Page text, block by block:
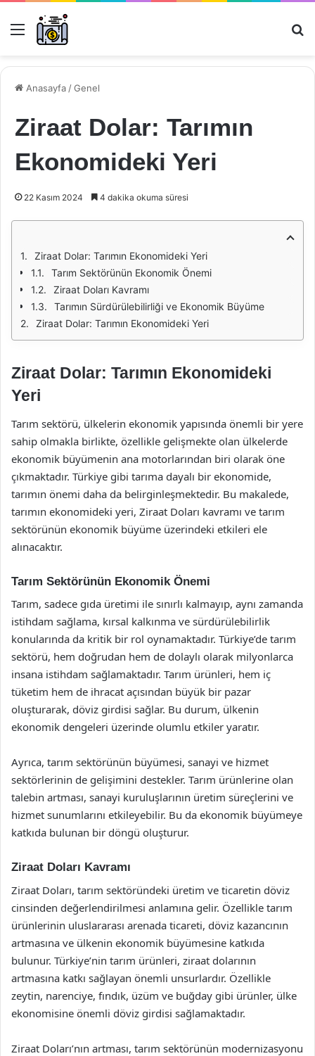
Menü
Anasayfa /Genel
Ziraat Dolar: Tarımın
Ekonomideki Yeri
22 Kasım 2024 4 dakika okuma süresi
Ziraat Dolar: Tarımın Ekonomideki Yeri
Tarım Sektörünün Ekonomik Önemi
Ziraat Doları Kavramı
Tarımın Sürdürülebilirliği ve Ekonomik Büyüme
Ziraat Dolar: Tarımın Ekonomideki Yeri
Ziraat Dolar: Tarımın Ekonomideki
Yeri
Tarım sektörü, ülkelerin ekonomik yapısında önemli bir yere
sahip olmakla birlikte, özellikle gelişmekte olan ülkelerde
ekonomik büyümenin ana motorlarından biri olarak öne
çıkmaktadır. Türkiye gibi tarıma dayalı bir ekonomide,
tarımın önemi daha da belirginleşmektedir. Bu makalede,
tarımın ekonomideki yeri, Ziraat Doları kavramı ve tarım
sektörünün ekonomik büyüme üzerindeki etkileri ele
alınacaktır.
Tarım Sektörünün Ekonomik Önemi
Tarım, sadece gıda üretimi ile sınırlı kalmayıp, aynı zamanda
istihdam sağlama, kırsal kalkınma ve sürdürülebilirlik
konularında da kritik bir rol oynamaktadır. Türkiye’de tarım
sektörü, hem doğrudan hem de dolaylı olarak milyonlarca
insana istihdam sağlamaktadır. Tarım ürünleri, hem iç
tüketim hem de ihracat açısından büyük bir pazar
oluşturarak, döviz girdisi sağlar. Bu durum, ülkenin
ekonomik dengeleri üzerinde olumlu etkiler yaratır.
Ayrıca, tarım sektörünün büyümesi, sanayi ve hizmet
sektörlerinin de gelişimini destekler. Tarım ürünlerine olan
talebin artması, sanayi kuruluşlarının üretim süreçlerini ve
hizmet sunumlarını etkileyebilir. Bu da ekonomik büyümeye
katkıda bulunan bir döngü oluşturur.
Ziraat Doları Kavramı
Ziraat Doları, tarım sektöründeki üretim ve ticaretin döviz
cinsinden değerlendirilmesi anlamına gelir. Özellikle tarım
ürünlerinin uluslararası arenada ticareti, döviz kazancının
artmasına ve ülkenin ekonomik büyümesine katkıda
bulunur. Türkiye’nin tarım ürünleri, ziraat dolarının
artmasına katkı sağlayan önemli unsurlardır. Özellikle
zeytin, narenciye, fındık, üzüm ve buğday gibi ürünler, ülke
ekonomisine önemli döviz girdisi sağlamaktadır.
Ziraat Doları’nın artması, tarım sektörünün modernizasyonu